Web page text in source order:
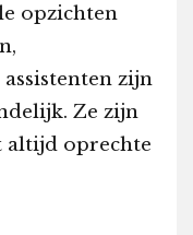
opzichten
zijn
Ze zijn
altijd oprechte